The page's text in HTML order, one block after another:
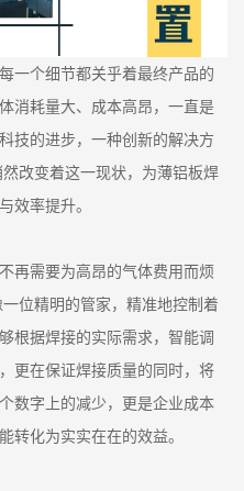
一个细节都关乎着最终产品的
消耗量大、成本高昂，一直是
技的进步，一种创新的解决方
改变着这一现状，为薄铝板焊
效率提升。
再需要为高昂的气体费用而烦
位精明的管家，精准地控制着
根据焊接的实际需求，智能调
更在保证焊接质量的同时，将
数字上的减少，更是企业成本
转化为实实在在的效益。